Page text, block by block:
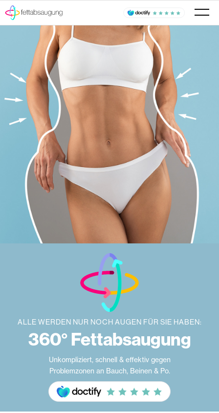
ALLE WERDEN NUR NOCH AUGEN FÜR SIE HABEN:
360° Fettabsaugung
Unkompliziert, schnell & effektiv gegen
Problemzonen an Bauch, Beinen & Po.